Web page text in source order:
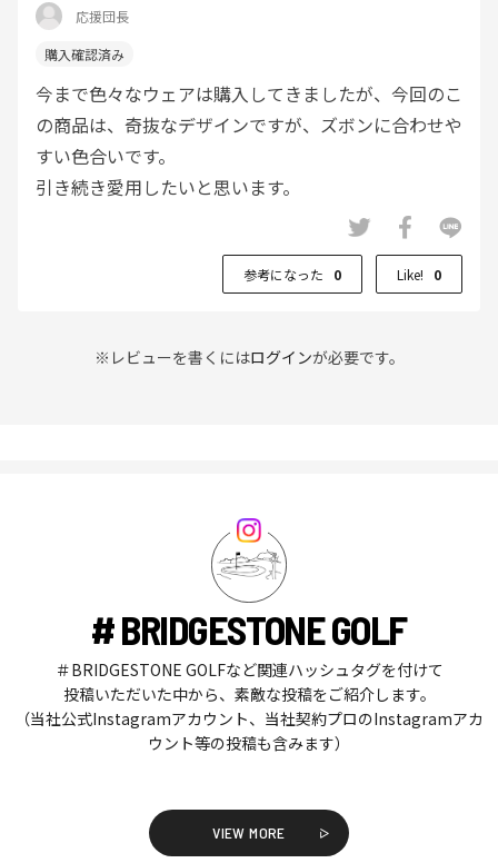
応援団長
今まで色々なウェアは購入してきましたが、今回のこ
の商品は、奇抜なデザインですが、ズボンに合わせや
すい色合いです。
引き続き愛用したいと思います。
参考になった 0 Like! 0
※レビューを書くにはログインが必要です。
# BRIDGESTONE GOLF
＃BRIDGESTONE GOLFなど関連ハッシュタグを付けて
投稿いただいた中から、素敵な投稿をご紹介します。
（当社公式Instagramアカウント、当社契約プロのInstagramアカ
ウント等の投稿も含みます）
VIEW MORE